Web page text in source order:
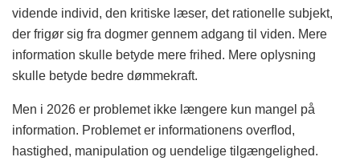
vidende individ, den kritiske læser, det rationelle subjekt,
der frigør sig fra dogmer gennem adgang til viden. Mere
information skulle betyde mere frihed. Mere oplysning
skulle betyde bedre dømmekraft.
Men i 2026 er problemet ikke længere kun mangel på
information. Problemet er informationens overflod,
hastighed, manipulation og uendelige tilgængelighed.